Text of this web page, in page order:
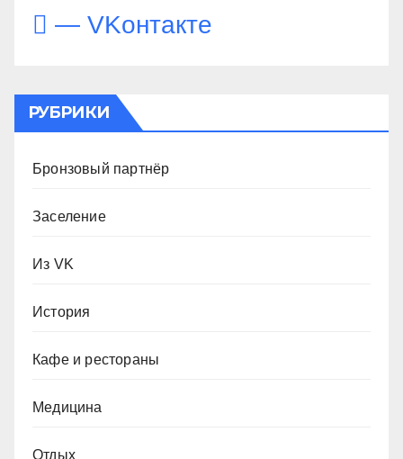
— VKонтакте
РУБРИКИ
Бронзовый партнёр
Заселение
Из VK
История
Кафе и рестораны
Медицина
Отдых